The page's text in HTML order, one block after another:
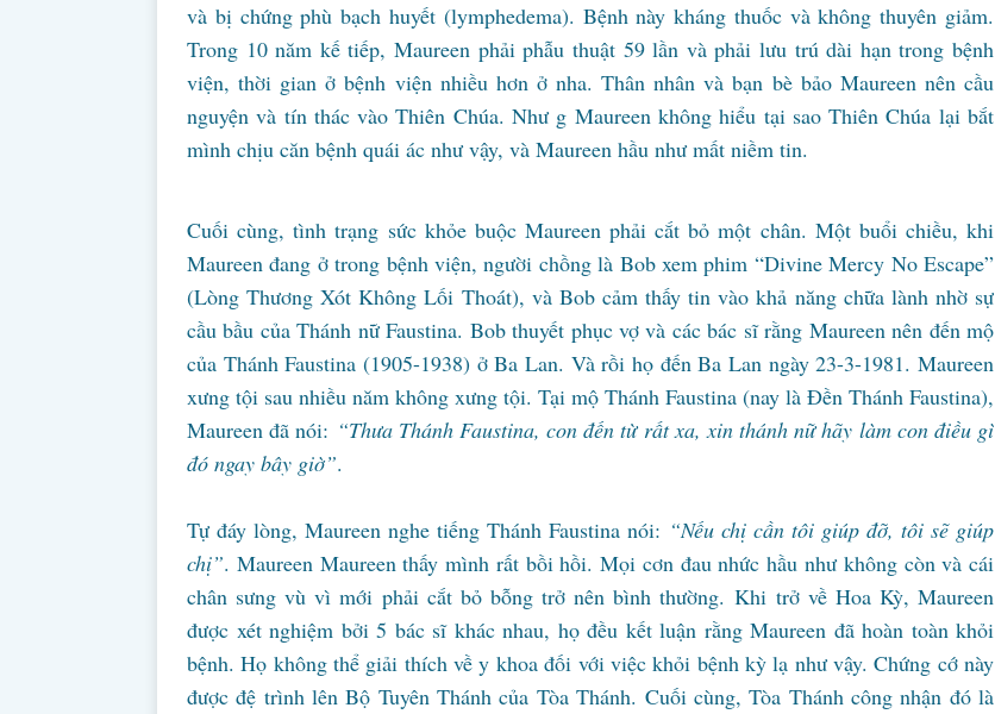
và bị chứng phù bạch huyết (lymphedema). Bệnh này kháng thuốc và không thuyên giảm.
Trong 10 năm kế tiếp, Maureen phải phẫu thuật 59 lần và phải lưu trú dài hạn trong bệnh
viện, thời gian ở bệnh viện nhiều hơn ở nha. Thân nhân và bạn bè bảo Maureen nên cầu
nguyện và tín thác vào Thiên Chúa. Như g Maureen không hiểu tại sao Thiên Chúa lại bắt
mình chịu căn bệnh quái ác như vậy, và Maureen hầu như mất niềm tin.
Cuối cùng, tình trạng sức khỏe buộc Maureen phải cắt bỏ một chân. Một buổi chiều, khi
Maureen đang ở trong bệnh viện, người chồng là Bob xem phim “Divine Mercy No Escape”
(Lòng Thương Xót Không Lối Thoát), và Bob cảm thấy tin vào khả năng chữa lành nhờ sự
cầu bầu của Thánh nữ Faustina. Bob thuyết phục vợ và các bác sĩ rằng Maureen nên đến mộ
của Thánh Faustina (1905-1938) ở Ba Lan. Và rồi họ đến Ba Lan ngày 23-3-1981. Maureen
xưng tội sau nhiều năm không xưng tội. Tại mộ Thánh Faustina (nay là Đền Thánh Faustina),
Maureen đã nói: “Thưa Thánh Faustina, con đến từ rất xa, xin thánh nữ hãy làm con điều gì
đó ngay bây giờ”.
Tự đáy lòng, Maureen nghe tiếng Thánh Faustina nói: “Nếu chị cần tôi giúp đỡ, tôi sẽ giúp
chị”. Maureen Maureen thấy mình rất bồi hồi. Mọi cơn đau nhức hầu như không còn và cái
chân sưng vù vì mới phải cắt bỏ bỗng trở nên bình thường. Khi trở về Hoa Kỳ, Maureen
được xét nghiệm bởi 5 bác sĩ khác nhau, họ đều kết luận rằng Maureen đã hoàn toàn khỏi
bệnh. Họ không thể giải thích về y khoa đối với việc khỏi bệnh kỳ lạ như vậy. Chứng cớ này
được đệ trình lên Bộ Tuyên Thánh của Tòa Thánh. Cuối cùng, Tòa Thánh công nhận đó là